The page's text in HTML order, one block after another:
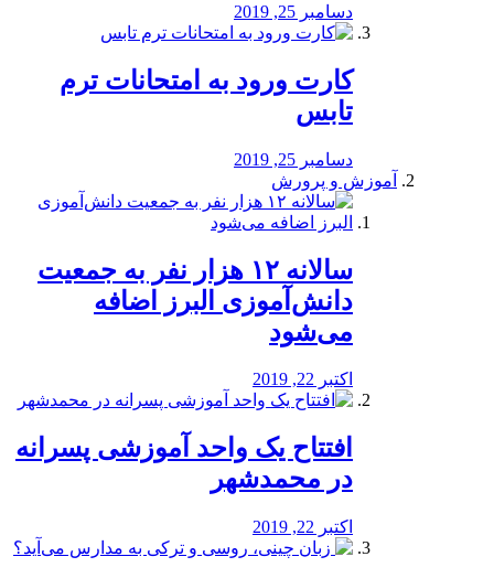
دسامبر 25, 2019
کارت ورود به امتحانات ترم
تابس
دسامبر 25, 2019
آموزش و پرورش
️سالانه ۱۲ هزار نفر به جمعیت
دانش‌آموزی البرز اضافه
می‌شود
اکتبر 22, 2019
افتتاح یک واحد آموزشی پسرانه
در محمدشهر
اکتبر 22, 2019